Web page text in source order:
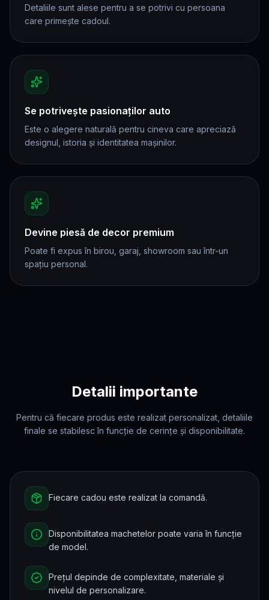
Detaliile sunt alese pentru a se potrivi cu persoana
care primește cadoul.
Se potrivește pasionaților auto
Este o alegere naturală pentru cineva care apreciază
designul, istoria și identitatea mașinilor.
Devine piesă de decor premium
Poate fi expus în birou, garaj, showroom sau într-un
spațiu personal.
Detalii importante
Pentru că fiecare produs este realizat personalizat, detaliile
finale se stabilesc în funcție de cerințe și disponibilitate.
Fiecare cadou este realizat la comandă.
Disponibilitatea machetelor poate varia în funcție
de model.
Prețul depinde de complexitate, materiale și
nivelul de personalizare.